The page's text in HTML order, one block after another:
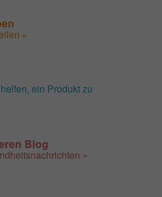
»
ein Produkt zu
Blog
»